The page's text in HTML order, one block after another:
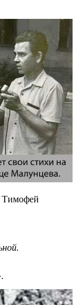
Тимофей